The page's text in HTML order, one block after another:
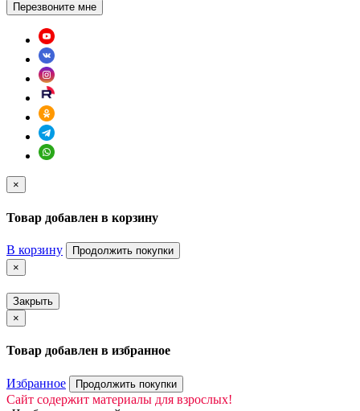
Перезвоните мне
×
Товар добавлен в корзину
В корзину
Продолжить покупки
×
Закрыть
×
Товар добавлен в избранное
Избранное Продолжить покупки
Сайт содержит материалы для взрослых!